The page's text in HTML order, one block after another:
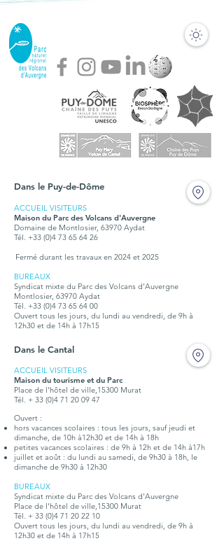
Dans le Puy-de-Dôme
ACCUEIL VISITEURS
Maison du Parc des Volcans d'Auvergne
Domaine de Montlosier, 63970 Aydat
Tél. +33 (0)4 73 65 64 26
Fermé durant les travaux en 2024 et 2025
BUREAUX
Syndicat mixte du Parc des Volcans d'Auvergne
Montlosier, 63970 Aydat
Tél. +33 (0)4 73 65 64 00
Ouvert tous les jours, du lundi au vendredi, de 9h à
12h30 et de 14h à 17h15
Dans le Cantal
ACCUEIL VISITEURS
Maison du tourisme et du Parc
Place de l'hôtel de ville,15300 Murat
Tél. + 33 (0)4 71 20 09 47
Ouvert :
hors vacances scolaires : tous les jours, sauf jeudi et
dimanche, de 10h à12h30 et de 14h à 18h
petites vacances scolaires : de 9h à 12h et de 14h à17h
juillet et août : du lundi au samedi, de 9h30 à 18h, le
dimanche de 9h30 à 12h30
BUREAUX
Syndicat mixte du Parc des Volcans d'Auvergne
Place de l'hôtel de ville,15300 Murat
Tél. + 33 (0)4 71 20 22 10
Ouvert tous les jours, du lundi au vendredi, de 9h à
12h30 et de 14h à 17h15